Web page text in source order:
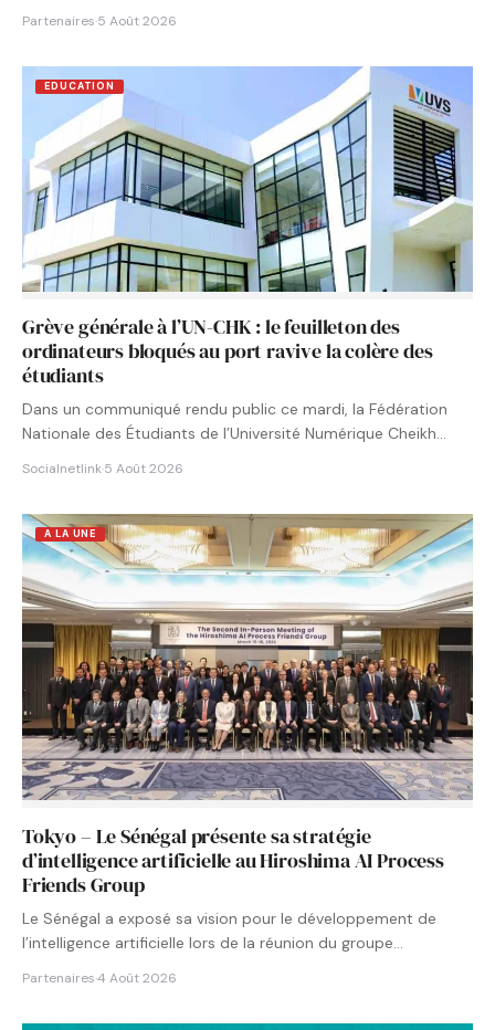
Partenaires·5 Août 2026
EDUCATION
Grève générale à l’UN-CHK : le feuilleton des
ordinateurs bloqués au port ravive la colère des
étudiants
Dans un communiqué rendu public ce mardi, la Fédération
Nationale des Étudiants de l’Université Numérique Cheikh
Socialnetlink·5 Août 2026
A LA UNE
Tokyo – Le Sénégal présente sa stratégie
d’intelligence artificielle au Hiroshima AI Process
Friends Group
Le Sénégal a exposé sa vision pour le développement de
l’intelligence artificielle lors de la réunion du groupe…
Partenaires·4 Août 2026